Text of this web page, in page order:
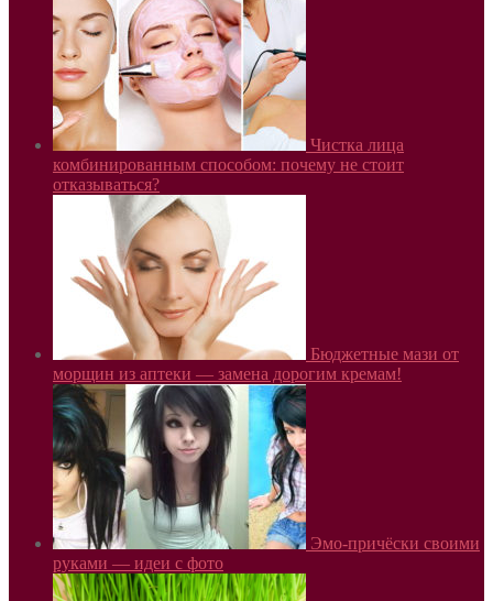
Чистка лица
комбинированным способом: почему не стоит
отказываться?
Бюджетные мази от
морщин из аптеки — замена дорогим кремам!
Эмо-причёски своими
руками — идеи с фото